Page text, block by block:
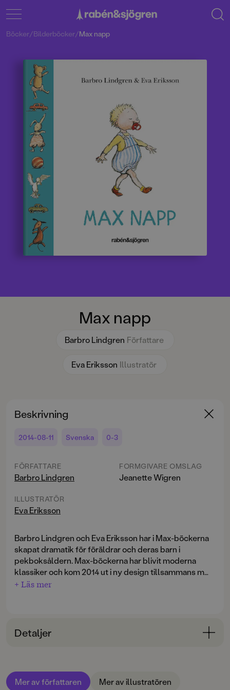
Max napp
Barbro Lindgren Författare
Eva Eriksson Illustratör
Böcker/Bilderböcker/Max napp
Beskrivning
2014-08-11 Svenska 0-3
FÖRFATTARE
Barbro Lindgren
ILLUSTRATÖR
Eva Eriksson
FORMGIVARE OMSLAG
Jeanette Wigren
Barbro Lindgren och Eva Eriksson har i Max-böckerna
skapat dramatik för föräldrar och deras barn i
pekboksåldern. Max-böckerna har blivit moderna
klassiker och kom 2014 ut i ny design tillsammans med
en Max-fylla-i-bok med ringpärm.
+ Läs mer
Detaljer
ÅLDERSGRUPP
0-3
Mer av författaren Mer av illustratören